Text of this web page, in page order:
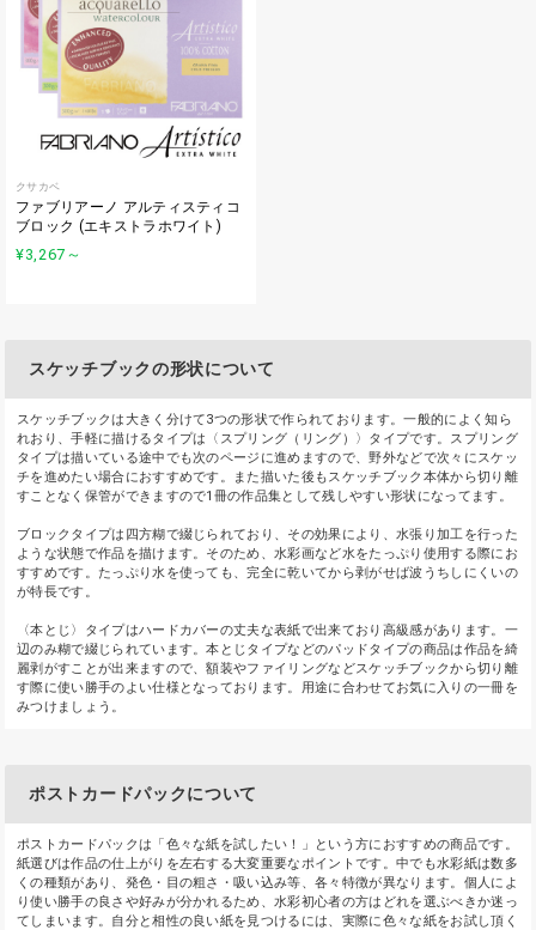
クサカベ
ファブリアーノ アルティスティコ
ブロック (エキストラホワイト)
¥3,267 ～
スケッチブックの形状について
スケッチブックは大きく分けて3つの形状で作られております。一般的によく知ら
れおり、手軽に描けるタイプは〈スプリング（リング）〉タイプです。スプリング
タイプは描いている途中でも次のページに進めますので、野外などで次々にスケッ
チを進めたい場合におすすめです。また描いた後もスケッチブック本体から切り離
すことなく保管ができますので1冊の作品集として残しやすい形状になってます。
ブロックタイプは四方糊で綴じられており、その効果により、水張り加工を行った
ような状態で作品を描けます。そのため、水彩画など水をたっぷり使用する際にお
すすめです。たっぷり水を使っても、完全に乾いてから剥がせば波うちしにくいの
が特長です。
〈本とじ〉タイプはハードカバーの丈夫な表紙で出来ており高級感があります。一
辺のみ糊で綴じられています。本とじタイプなどのパッドタイプの商品は作品を綺
麗剥がすことが出来ますので、額装やファイリングなどスケッチブックから切り離
す際に使い勝手のよい仕様となっております。用途に合わせてお気に入りの一冊を
みつけましょう。
ポストカードパックについて
ポストカードパックは「色々な紙を試したい！」という方におすすめの商品です。
紙選びは作品の仕上がりを左右する大変重要なポイントです。中でも水彩紙は数多
くの種類があり、発色・目の粗さ・吸い込み等、各々特徴が異なります。個人によ
り使い勝手の良さや好みが分かれるため、水彩初心者の方はどれを選ぶべきか迷っ
てしまいます。自分と相性の良い紙を見つけるには、実際に色々な紙をお試し頂く